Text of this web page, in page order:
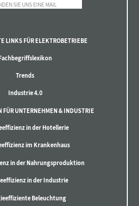
SIE UNS EINE MAIL
LINKS FÜR ELEKTROBETRIEBE
Trends
Industrie 4.0
FÜR UNTERNEHMEN & INDUSTRIE
in der Hotellerie
im Krankenhaus
in der Nahrungsproduktion
in der Industrie
Beleuchtung